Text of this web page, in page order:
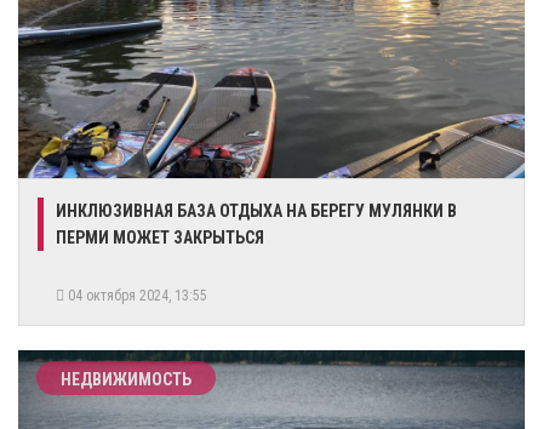
​ИНКЛЮЗИВНАЯ БАЗА ОТДЫХА НА БЕРЕГУ МУЛЯНКИ В
ПЕРМИ МОЖЕТ ЗАКРЫТЬСЯ
04 октября 2024, 13:55
НЕДВИЖИМОСТЬ